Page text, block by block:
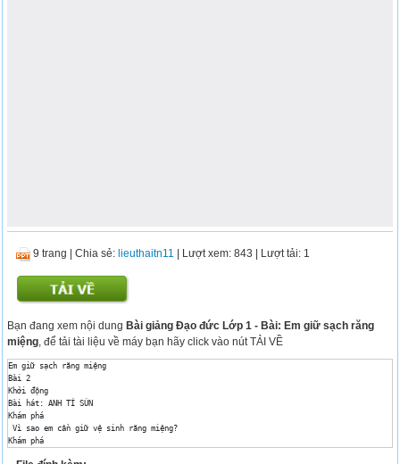
9 trang |Chia sẻ: lieuthaitn11 | Lượt xem: 843 | Lượt tải: 1
Bạn đang xem nội dungBài giảng Đạo đức Lớp 1 - Bài: Em giữ sạch răng
miệng , để tải tài liệu về máy bạn hãy click vào nút TẢI VỀ
Em giữ sạch răng miệng
Bài 2
Khởi động
Bài hát: ANH TÍ SÚN
Khám phá
Vì sao em cần giữ vệ sinh răng miệng?
Khám phá